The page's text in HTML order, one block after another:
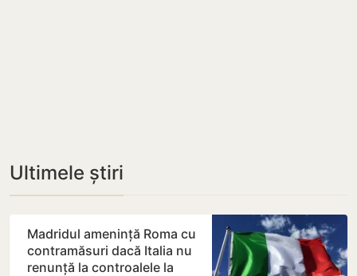
Ultimele știri
Madridul amenință Roma cu
contramăsuri dacă Italia nu
renunță la controalele la